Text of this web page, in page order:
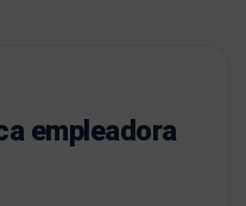
empleadora